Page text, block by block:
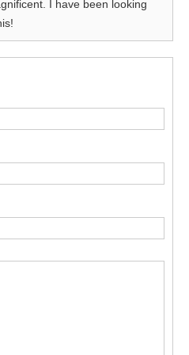
I have been looking